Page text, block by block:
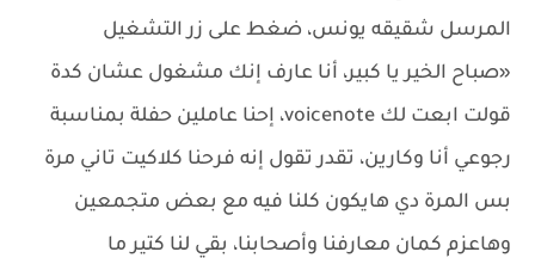
المرسل شقيقه يونس، ضغط على زر التشغيل
«صباح الخير يا كبير، أنا عارف إنك مشغول عشان كدة
قولت ابعت لك voicenote، إحنا عاملين حفلة بمناسبة
رجوعي أنا وكارين، تقدر تقول إنه فرحنا كلاكيت تاني مرة
بس المرة دي هايكون كلنا فيه مع بعض متجمعين
وهاعزم كمان معارفنا وأصحابنا، بقي لنا كتير ما